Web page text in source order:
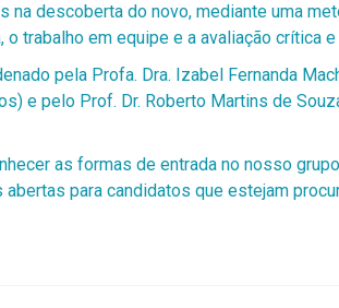
na descoberta do novo, mediante uma
o trabalho em equipe e a avaliação crítica
pela Profa. Dra. Izabel Fernanda
e pelo Prof. Dr. Roberto Martins de
as formas de entrada no nosso
para candidatos que estejam